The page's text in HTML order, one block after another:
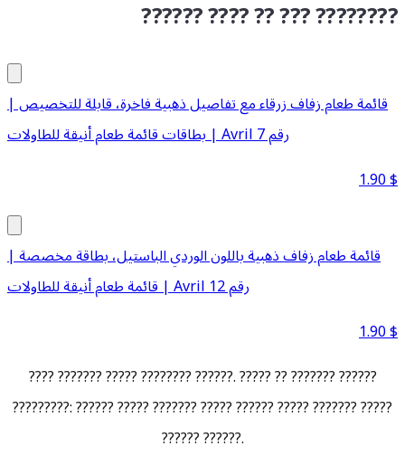
?????? ???? ?? ??? ????????
قائمة طعام زفاف زرقاء مع تفاصيل ذهبية فاخرة، قابلة للتخصيص |
بطاقات قائمة طعام أنيقة للطاولات | Avril رقم 7
1.90$
قائمة طعام زفاف ذهبية باللون الوردي الباستيل، بطاقة مخصصة |
قائمة طعام أنيقة للطاولات | Avril رقم 12
1.90$
???? ??????? ????? ???????? ??????. ????? ?? ??????? ??????
?????????: ?????? ????? ??????? ????? ?????? ????? ??????? ?????
?????? ??????.